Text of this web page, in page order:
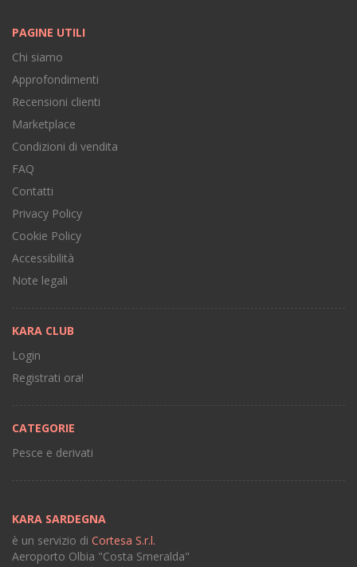
PAGINE UTILI
Chi siamo
Approfondimenti
Recensioni clienti
Marketplace
Condizioni di vendita
FAQ
Contatti
Privacy Policy
Cookie Policy
Accessibilità
Note legali
KARA CLUB
Login
Registrati ora!
CATEGORIE
Pesce e derivati
KARA SARDEGNA
è un servizio di Cortesa S.r.l.
Aeroporto Olbia "Costa Smeralda"